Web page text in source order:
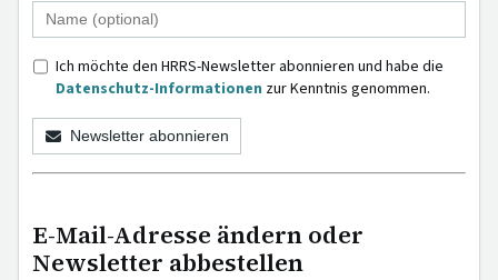
Ich möchte den HRRS-Newsletter abonnieren und habe die
Datenschutz-Informationen zur Kenntnis genommen.
Newsletter abonnieren
E-Mail-Adresse ändern oder
Newsletter abbestellen